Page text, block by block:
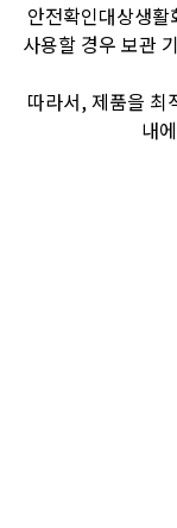
안전확인대상생
사용할 경우 보관
따라서, 제품을 최
내